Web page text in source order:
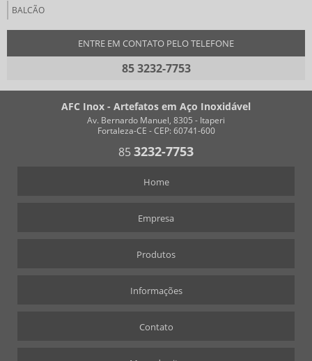
BALCÃO
ENTRE EM CONTATO PELO TELEFONE
85 3232-7753
AFC Inox - Artefatos em Aço Inoxidável
Av. Bernardo Manuel, 8305 - Itaperi
Fortaleza-CE - CEP: 60741-600
853232-7753
Home
Empresa
Produtos
Informações
Contato